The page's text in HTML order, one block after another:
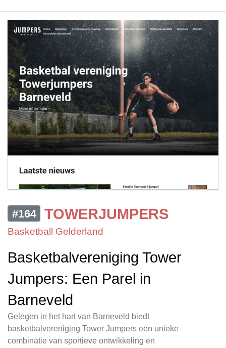
#164 TOWERJUMPERS
Basketball Gelderland
Basketbalvereniging Tower
Jumpers: Een Parel in
Barneveld
Gelegen in het hart van Barneveld biedt
basketbalvereniging Tower Jumpers een unieke
combinatie van sportieve ontwikkeling en